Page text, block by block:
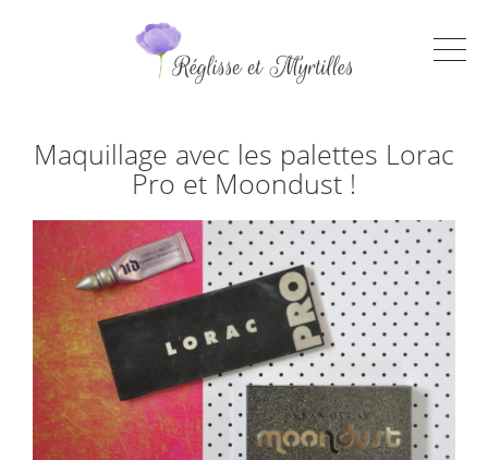
Maquillage avec les palettes Lorac
Pro et Moondust !